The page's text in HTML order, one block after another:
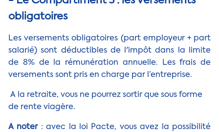
obligatoires
Les versements obligatoires (part employeur + part
salarié) sont déductibles de l'impôt dans la limite
de 8% de la rémunération annuelle. Les frais de
versements sont pris en charge par l’entreprise.
A la retraite, vous ne pourrez sortir que sous forme
de rente viagère.
A noter : avec la loi Pacte, vous avez la possibilité